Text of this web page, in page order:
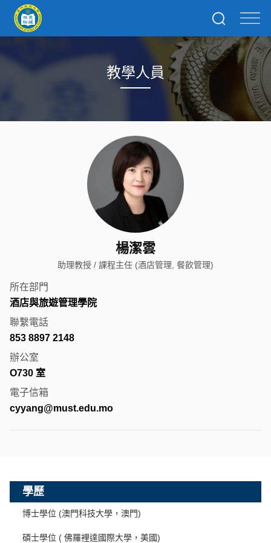
教學人員
楊潔雲
助理教授 / 課程主任 (酒店管理, 餐飲管理)
所在部門
酒店與旅遊管理學院
聯繫電話
853 8897 2148
辦公室
O730 室
電子信箱
cyyang@must.edu.mo
學歷
博士學位 (澳門科技大學，澳門)
碩士學位 ( 佛羅裡達國際大學，美國)